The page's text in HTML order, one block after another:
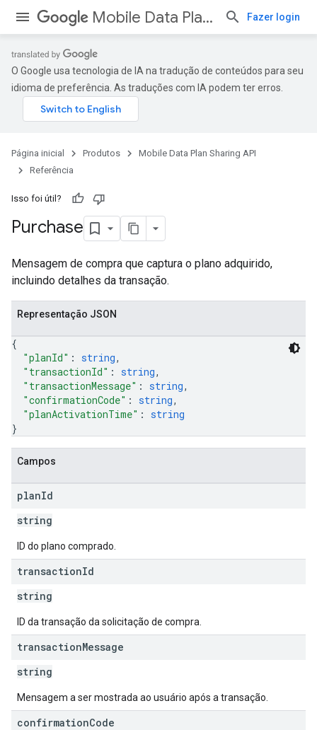
Mobile Data Plan Sharing API Fazer login
O Google usa tecnologia de IA na tradução de conteúdos para seu
idioma de preferência. As traduções com IA podem ter erros.
Página inicial Produtos
Mobile Data Plan Sharing API
Referência
Isso foi útil?
Purchase
Mensagem de compra que captura o plano adquirido,
incluindo detalhes da transação.
Representação JSON
{
"planId" : string,
"transactionId" : string,
"transactionMessage" : string,
"confirmationCode" : string,
"planActivationTime" : string
}
Campos
planId
string
ID do plano comprado.
transactionId
string
ID da transação da solicitação de compra.
transactionMessage
string
Mensagem a ser mostrada ao usuário após a transação.
confirmationCode